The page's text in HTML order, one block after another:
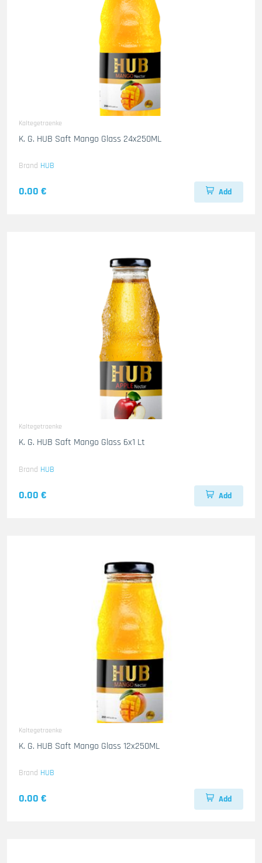
Kaltegetraenke
K. G. HUB Saft Mango Glass 24x250ML
Brand HUB
0.00 € Add
Kaltegetraenke
K. G. HUB Saft Mango Glass 6x1 Lt
Brand HUB
0.00 € Add
Kaltegetraenke
K. G. HUB Saft Mango Glass 12x250ML
Brand HUB
0.00 € Add